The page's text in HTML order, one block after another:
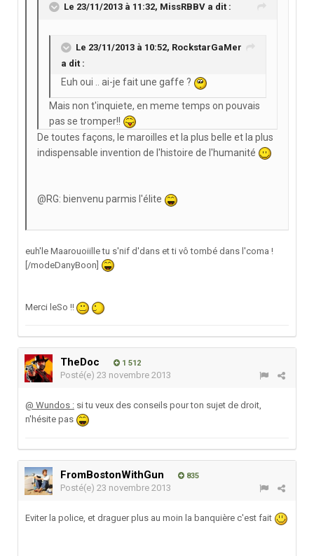
Le 23/11/2013 à 11:32, MissRBBV a dit :
Le 23/11/2013 à 10:52, RockstarGaMer
a dit :
Euh oui .. ai-je fait une gaffe ?
Mais non t'inquiete, en meme temps on pouvais
pas se tromper!!
De toutes façons, le maroilles et la plus belle et la plus
indispensable invention de l'histoire de l'humanité
@RG: bienvenu parmis l'élite
euh'le Maarouoiille tu s'nif d'dans et ti vô tombé dans l'coma !
[/modeDanyBoon]
Merci leSo !!
TheDoc 1 512
Posté(e) 23 novembre 2013
@ Wundos : si tu veux des conseils pour ton sujet de droit,
n'hésite pas
FromBostonWithGun 835
Posté(e) 23 novembre 2013
Eviter la police, et draguer plus au moin la banquière c'est fait